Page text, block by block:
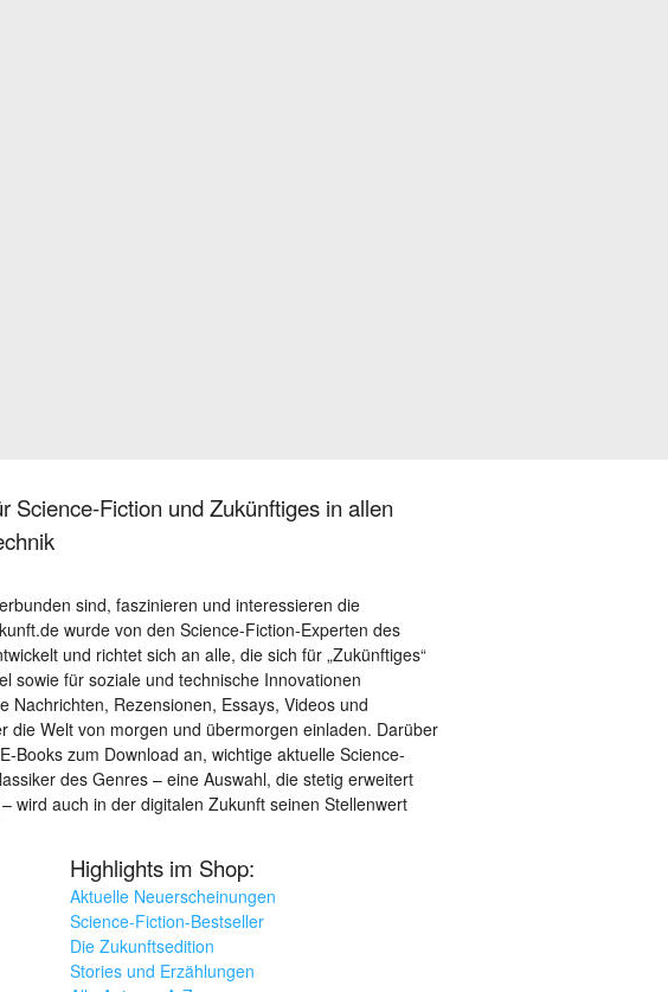
Science-Fiction und Zukünftiges in allen
sind, faszinieren und interessieren die
wurde von den Science-Fiction-Experten des
und richtet sich an alle, die sich für „Zukünftiges“
sowie für soziale und technische Innovationen
Nachrichten, Rezensionen, Essays, Videos und
die Welt von morgen und übermorgen einladen. Darüber
Books zum Download an, wichtige aktuelle Science-
des Genres – eine Auswahl, die stetig erweitert
wird auch in der digitalen Zukunft seinen Stellenwert
Highlights im Shop:
Aktuelle Neuerscheinungen
Science-Fiction-Bestseller
Die Zukunftsedition
Stories und Erzählungen